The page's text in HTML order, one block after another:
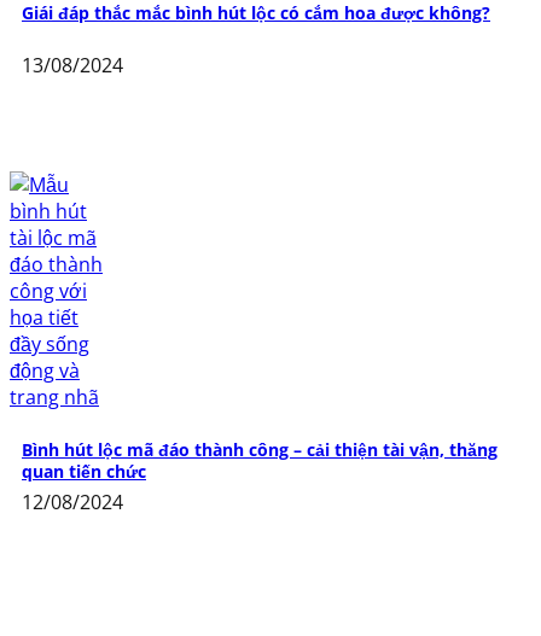
Giái đáp thắc mắc bình hút lộc có cắm hoa được không?
13/08/2024
Bình hút lộc mã đáo thành công – cải thiện tài vận, thăng
quan tiến chức
12/08/2024